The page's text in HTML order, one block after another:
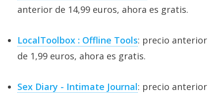
anterior de 14,99 euros, ahora es gratis.
LocalToolbox : Offline Tools: precio anterior
de 1,99 euros, ahora es gratis.
Sex Diary - Intimate Journal: precio anterior